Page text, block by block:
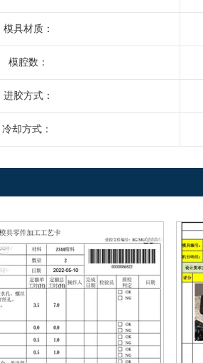
模具材质：
模腔数：
进胶方式：
冷却方式：